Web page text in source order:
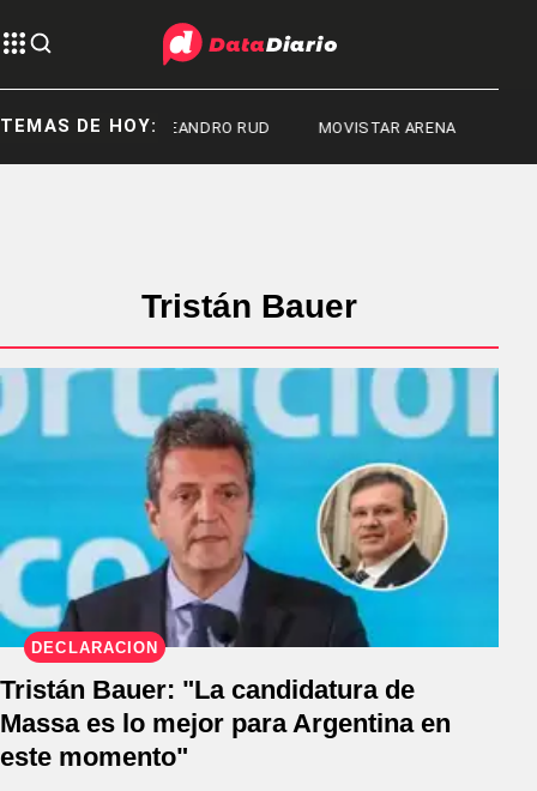
TEMAS DE HOY:LEANDRO RUD MOVISTAR ARENA
Tristán Bauer
DECLARACIÓN
Tristán Bauer: "La candidatura de
Massa es lo mejor para Argentina en
este momento"